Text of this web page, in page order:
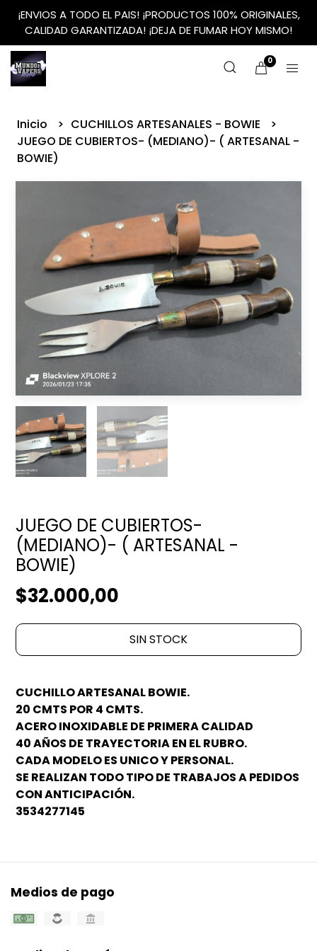
¡ENVIOS A TODO EL PAIS! ¡PRODUCTOS 100% ORIGINALES,
CALIDAD GARANTIZADA! ¡DEJA DE FUMAR HOY MISMO!
0
Inicio
CUCHILLOS ARTESANALES - BOWIE
JUEGO DE CUBIERTOS- (MEDIANO)- ( ARTESANAL -
BOWIE)
JUEGO DE CUBIERTOS-
(MEDIANO)- ( ARTESANAL -
BOWIE)
$32.000,00
SIN STOCK
CUCHILLO ARTESANAL BOWIE.
20 CMTS POR 4 CMTS.
ACERO INOXIDABLE DE PRIMERA CALIDAD
40 AÑOS DE TRAYECTORIA EN EL RUBRO.
CADA MODELO ES UNICO Y PERSONAL.
SE REALIZAN TODO TIPO DE TRABAJOS A PEDIDOS
CON ANTICIPACIÓN.
3534277145
Medios de pago